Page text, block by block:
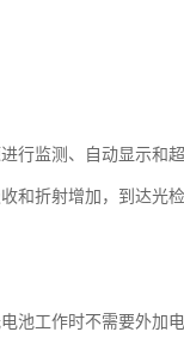
行监测、自动显示和
和折射增加，到达光
池工作时不需要外加